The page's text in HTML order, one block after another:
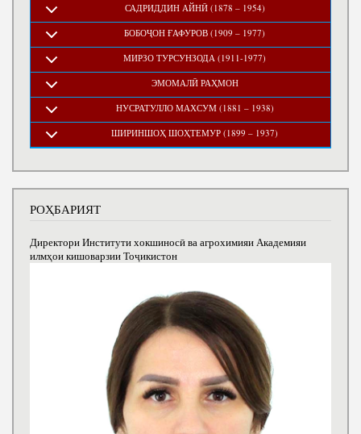
САДРИДДИН АЙНӢ (1878 – 1954)
БОБОҶОН ҒАФУРОВ (1909 – 1977)
МИРЗО ТУРСУНЗОДА (1911-1977)
ЭМОМАЛӢ РАҲМОН
НУСРАТУЛЛО МАХСУМ (1881 – 1938)
ШИРИНШОҲ ШОҲТЕМУР (1899 – 1937)
РОҲБАРИЯТ
Директори Институти хокшиносӣ ва агрохимияи Академияи
илмҳои кишоварзии Тоҷикистон